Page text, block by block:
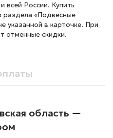
всей России. Купить
раздела «Подвесные
указанной в карточке. При
отменные скидки.
область —